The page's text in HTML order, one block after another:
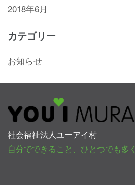
2018年6月
カテゴリー
お知らせ
社会福祉法人ユーアイ村
自分でできること、ひとつでも多く